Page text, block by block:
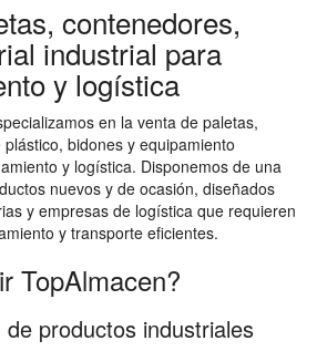
contenedores,
industrial para
y logística
en la venta de paletas,
bidones y equipamiento
y logística. Disponemos de una
nuevos y de ocasión, diseñados
y empresas de logística que requieren
y transporte eficientes.
TopAlmacen?
productos industriales